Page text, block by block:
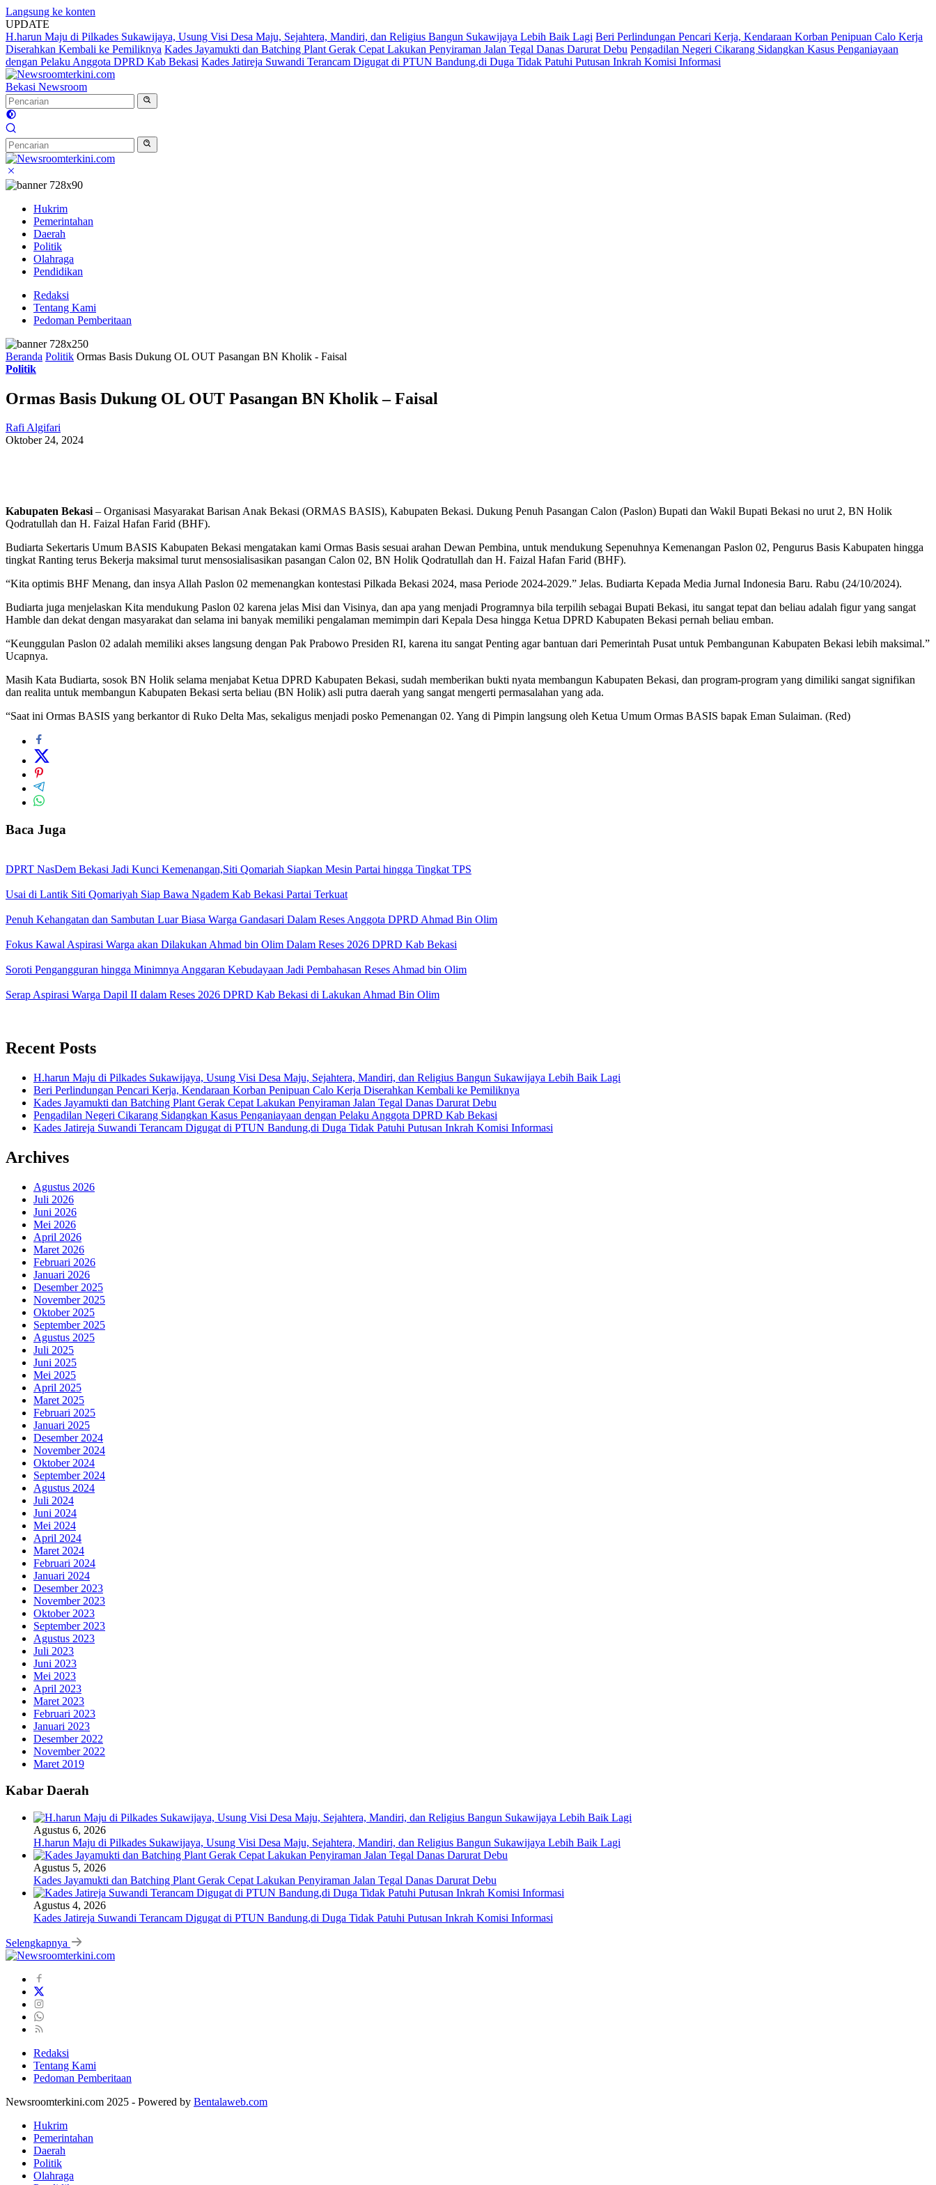
Langsung ke konten
UPDATE
H.harun Maju di Pilkades Sukawijaya, Usung Visi Desa Maju, Sejahtera, Mandiri, dan Religius Bangun Sukawijaya Lebih Baik Lagi Beri Perlindungan Pencari Kerja, Kendaraan Korban Penipuan Calo Kerja
Diserahkan Kembali ke Pemiliknya Kades Jayamukti dan Batching Plant Gerak Cepat Lakukan Penyiraman Jalan Tegal Danas Darurat Debu Pengadilan Negeri Cikarang Sidangkan Kasus Penganiayaan
dengan Pelaku Anggota DPRD Kab Bekasi Kades Jatireja Suwandi Terancam Digugat di PTUN Bandung,di Duga Tidak Patuhi Putusan Inkrah Komisi Informasi
Bekasi Newsroom
Hukrim
Pemerintahan
Daerah
Politik
Olahraga
Pendidikan
Redaksi
Tentang Kami
Pedoman Pemberitaan
Beranda Politik Ormas Basis Dukung OL OUT Pasangan BN Kholik - Faisal
Politik
Ormas Basis Dukung OL OUT Pasangan BN Kholik – Faisal
Rafi Algifari
Oktober 24, 2024
Kabupaten Bekasi– Organisasi Masyarakat Barisan Anak Bekasi (ORMAS BASIS), Kabupaten Bekasi. Dukung Penuh Pasangan Calon (Paslon) Bupati dan Wakil Bupati Bekasi no urut 2, BN Holik
Qodratullah dan H. Faizal Hafan Farid (BHF).
Budiarta Sekertaris Umum BASIS Kabupaten Bekasi mengatakan kami Ormas Basis sesuai arahan Dewan Pembina, untuk mendukung Sepenuhnya Kemenangan Paslon 02, Pengurus Basis Kabupaten hingga
tingkat Ranting terus Bekerja maksimal turut mensosialisasikan pasangan Calon 02, BN Holik Qodratullah dan H. Faizal Hafan Farid (BHF).
“Kita optimis BHF Menang, dan insya Allah Paslon 02 memenangkan kontestasi Pilkada Bekasi 2024, masa Periode 2024-2029.” Jelas. Budiarta Kepada Media Jurnal Indonesia Baru. Rabu (24/10/2024).
Budiarta juga menjelaskan Kita mendukung Paslon 02 karena jelas Misi dan Visinya, dan apa yang menjadi Programnya bila terpilih sebagai Bupati Bekasi, itu sangat tepat dan beliau adalah figur yang sangat
Hamble dan dekat dengan masyarakat dan selama ini banyak memiliki pengalaman memimpin dari Kepala Desa hingga Ketua DPRD Kabupaten Bekasi pernah beliau emban.
“Keunggulan Paslon 02 adalah memiliki akses langsung dengan Pak Prabowo Presiden RI, karena itu sangat Penting agar bantuan dari Pemerintah Pusat untuk Pembangunan Kabupaten Bekasi lebih maksimal.”
Ucapnya.
Masih Kata Budiarta, sosok BN Holik selama menjabat Ketua DPRD Kabupaten Bekasi, sudah memberikan bukti nyata membangun Kabupaten Bekasi, dan program-program yang dimiliki sangat signifikan
dan realita untuk membangun Kabupaten Bekasi serta beliau (BN Holik) asli putra daerah yang sangat mengerti permasalahan yang ada.
“Saat ini Ormas BASIS yang berkantor di Ruko Delta Mas, sekaligus menjadi posko Pemenangan 02. Yang di Pimpin langsung oleh Ketua Umum Ormas BASIS bapak Eman Sulaiman. (Red)
Baca Juga
DPRT NasDem Bekasi Jadi Kunci Kemenangan,Siti Qomariah Siapkan Mesin Partai hingga Tingkat TPS
Usai di Lantik Siti Qomariyah Siap Bawa Ngadem Kab Bekasi Partai Terkuat
Penuh Kehangatan dan Sambutan Luar Biasa Warga Gandasari Dalam Reses Anggota DPRD Ahmad Bin Olim
Fokus Kawal Aspirasi Warga akan Dilakukan Ahmad bin Olim Dalam Reses 2026 DPRD Kab Bekasi
Soroti Pengangguran hingga Minimnya Anggaran Kebudayaan Jadi Pembahasan Reses Ahmad bin Olim
Serap Aspirasi Warga Dapil II dalam Reses 2026 DPRD Kab Bekasi di Lakukan Ahmad Bin Olim
Recent Posts
H.harun Maju di Pilkades Sukawijaya, Usung Visi Desa Maju, Sejahtera, Mandiri, dan Religius Bangun Sukawijaya Lebih Baik Lagi
Beri Perlindungan Pencari Kerja, Kendaraan Korban Penipuan Calo Kerja Diserahkan Kembali ke Pemiliknya
Kades Jayamukti dan Batching Plant Gerak Cepat Lakukan Penyiraman Jalan Tegal Danas Darurat Debu
Pengadilan Negeri Cikarang Sidangkan Kasus Penganiayaan dengan Pelaku Anggota DPRD Kab Bekasi
Kades Jatireja Suwandi Terancam Digugat di PTUN Bandung,di Duga Tidak Patuhi Putusan Inkrah Komisi Informasi
Archives
Agustus 2026
Juli 2026
Juni 2026
Mei 2026
April 2026
Maret 2026
Februari 2026
Januari 2026
Desember 2025
November 2025
Oktober 2025
September 2025
Agustus 2025
Juli 2025
Juni 2025
Mei 2025
April 2025
Maret 2025
Februari 2025
Januari 2025
Desember 2024
November 2024
Oktober 2024
September 2024
Agustus 2024
Juli 2024
Juni 2024
Mei 2024
April 2024
Maret 2024
Februari 2024
Januari 2024
Desember 2023
November 2023
Oktober 2023
September 2023
Agustus 2023
Juli 2023
Juni 2023
Mei 2023
April 2023
Maret 2023
Februari 2023
Januari 2023
Desember 2022
November 2022
Maret 2019
Kabar Daerah
Agustus 6, 2026
H.harun Maju di Pilkades Sukawijaya, Usung Visi Desa Maju, Sejahtera, Mandiri, dan Religius Bangun Sukawijaya Lebih Baik Lagi
Agustus 5, 2026
Kades Jayamukti dan Batching Plant Gerak Cepat Lakukan Penyiraman Jalan Tegal Danas Darurat Debu
Agustus 4, 2026
Kades Jatireja Suwandi Terancam Digugat di PTUN Bandung,di Duga Tidak Patuhi Putusan Inkrah Komisi Informasi
Selengkapnya
Redaksi
Tentang Kami
Pedoman Pemberitaan
Newsroomterkini.com 2025 - Powered by Bentalaweb.com
Hukrim
Pemerintahan
Daerah
Politik
Olahraga